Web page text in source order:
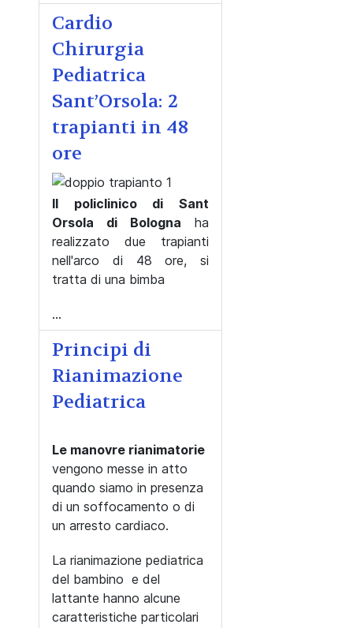
Cardio
Chirurgia
Pediatrica
Sant’Orsola: 2
trapianti in 48
ore
Il policlinico di Sant
Orsola di Bologna ha
realizzato due trapianti
nell'arco di 48 ore, si
tratta di una bimba
...
Principi di
Rianimazione
Pediatrica
Le manovre rianimatorie
vengono messe in atto
quando siamo in presenza
di un soffocamento o di
un arresto cardiaco.
La rianimazione pediatrica
del bambino e del
lattante hanno alcune
caratteristiche particolari